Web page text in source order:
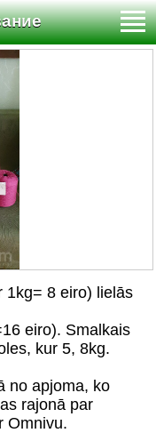
1kg= 8 eiro) lielās
eiro). Smalkais
kur 5, 8kg.
no apjoma, ko
rajonā par
Omnivu.